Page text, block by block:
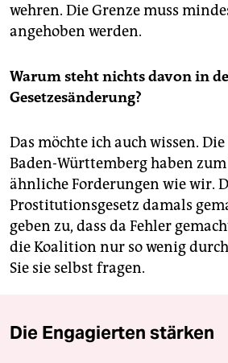
wehren. Die Grenze muss
angehoben werden.
Warum steht nichts davon in
Gesetzesänderung?
Das möchte ich auch wissen.
Baden-Württemberg haben
ähnliche Forderungen wie wir.
Prostitutionsgesetz damals
geben zu, dass da Fehler
die Koalition nur so wenig
Sie sie selbst fragen.
Die Engagierten stärken